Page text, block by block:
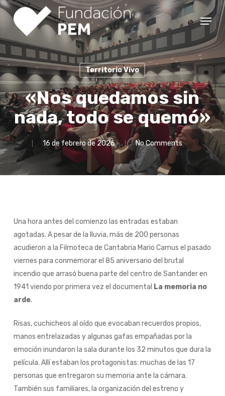
Skip
content
Menu
Territorio Vivo
«Nos quedamos sin
nada, todo se quemó»
16 de febrero de 2026 No Comments
Una hora antes del comienzo las entradas estaban
agotadas. A pesar de la lluvia, más de 200 personas
acudieron a la Filmoteca de Cantabria Mario Camus el pasado
viernes para conmemorar el 85 aniversario del brutal
incendio que arrasó buena parte del centro de Santander en
1941 viendo por primera vez el documental La memoria no
arde.
Risas, cuchicheos al oído que evocaban recuerdos propios,
manos entrelazadas y algunas gafas empañadas por la
emoción inundaron la sala durante los 32 minutos que dura la
película. Allí estaban los protagonistas: muchas de las 17
personas que entregaron su memoria ante la cámara.
También sus familiares, la organización del estreno y
Close
Menu